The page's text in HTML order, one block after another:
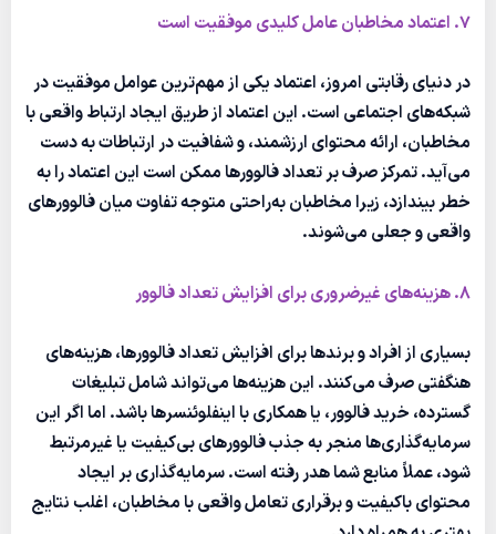
7. اعتماد مخاطبان عامل کلیدی موفقیت است
در دنیای رقابتی امروز، اعتماد یکی از مهم‌ترین عوامل موفقیت در
شبکه‌های اجتماعی است. این اعتماد از طریق ایجاد ارتباط واقعی با
مخاطبان، ارائه محتوای ارزشمند، و شفافیت در ارتباطات به دست
می‌آید. تمرکز صرف بر تعداد فالوورها ممکن است این اعتماد را به
خطر بیندازد، زیرا مخاطبان به‌راحتی متوجه تفاوت میان فالوورهای
واقعی و جعلی می‌شوند.
8. هزینه‌های غیرضروری برای افزایش تعداد فالوور
بسیاری از افراد و برندها برای افزایش تعداد فالوورها، هزینه‌های
هنگفتی صرف می‌کنند. این هزینه‌ها می‌تواند شامل تبلیغات
گسترده، خرید فالوور، یا همکاری با اینفلوئنسرها باشد. اما اگر این
سرمایه‌گذاری‌ها منجر به جذب فالوورهای بی‌کیفیت یا غیرمرتبط
شود، عملاً منابع شما هدر رفته است. سرمایه‌گذاری بر ایجاد
محتوای باکیفیت و برقراری تعامل واقعی با مخاطبان، اغلب نتایج